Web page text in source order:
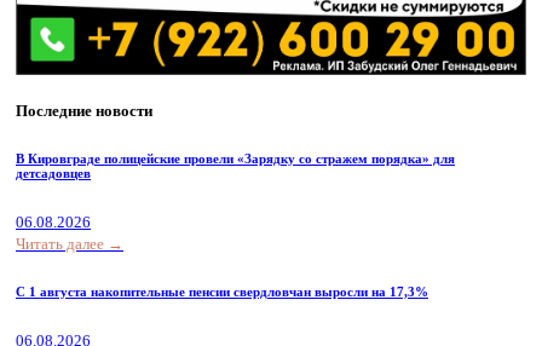
Последние новости
В Кировграде полицейские провели «Зарядку со стражем порядка» для
детсадовцев
06.08.2026
Читать далее →
С 1 августа накопительные пенсии свердловчан выросли на 17,3%
06.08.2026